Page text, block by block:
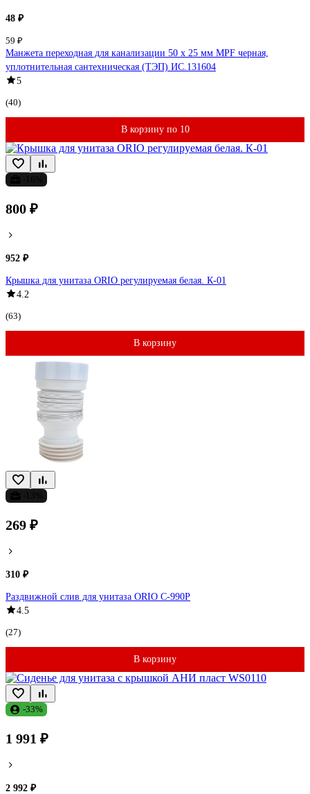
48 ₽
59 ₽
Манжета переходная для канализации 50 х 25 мм MPF черная,
уплотнительная сантехническая (ТЭП) ИС.131604
5
(40)
В корзину по 10
800 ₽
952 ₽
Крышка для унитаза ORIO регулируемая белая. К-01
4.2
(63)
В корзину
269 ₽
310 ₽
Раздвижной слив для унитаза ORIO С-990Р
4.5
(27)
В корзину
-33%
1 991 ₽
2 992 ₽